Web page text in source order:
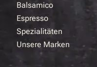
Balsamico
Espresso
Spezialitäten
Unsere Marken